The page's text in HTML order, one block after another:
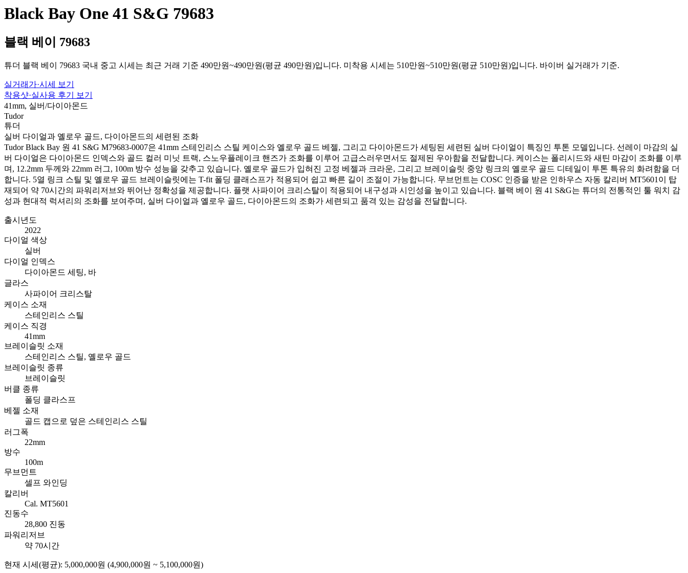
Black Bay One 41 S&G 79683
블랙 베이 79683
튜더 블랙 베이 79683 국내 중고 시세는 최근 거래 기준 490만원~490만원(평균 490만원)입니다. 미착용 시세는 510만원~510만원(평균 510만원)입니다. 바이버 실거래가 기준.
실거래가·시세 보기
착용샷·실사용 후기 보기
41mm, 실버/다이아몬드
Tudor
튜더
실버 다이얼과 옐로우 골드, 다이아몬드의 세련된 조화
Tudor Black Bay 원 41 S&G M79683-0007은 41mm 스테인리스 스틸 케이스와 옐로우 골드 베젤, 그리고 다이아몬드가 세팅된 세련된 실버 다이얼이 특징인 투톤 모델입니다. 선레이 마감의 실
버 다이얼은 다이아몬드 인덱스와 골드 컬러 미닛 트랙, 스노우플레이크 핸즈가 조화를 이루어 고급스러우면서도 절제된 우아함을 전달합니다. 케이스는 폴리시드와 새틴 마감이 조화를 이루
며, 12.2mm 두께와 22mm 러그, 100m 방수 성능을 갖추고 있습니다. 옐로우 골드가 입혀진 고정 베젤과 크라운, 그리고 브레이슬릿 중앙 링크의 옐로우 골드 디테일이 투톤 특유의 화려함을 더
합니다. 5열 링크 스틸 및 옐로우 골드 브레이슬릿에는 T-fit 폴딩 클래스프가 적용되어 쉽고 빠른 길이 조절이 가능합니다. 무브먼트는 COSC 인증을 받은 인하우스 자동 칼리버 MT5601이 탑
재되어 약 70시간의 파워리저브와 뛰어난 정확성을 제공합니다. 플랫 사파이어 크리스탈이 적용되어 내구성과 시인성을 높이고 있습니다. 블랙 베이 원 41 S&G는 튜더의 전통적인 툴 워치 감
성과 현대적 럭셔리의 조화를 보여주며, 실버 다이얼과 옐로우 골드, 다이아몬드의 조화가 세련되고 품격 있는 감성을 전달합니다.
출시년도
2022
다이얼 색상
실버
다이얼 인덱스
다이아몬드 세팅, 바
글라스
사파이어 크리스탈
케이스 소재
스테인리스 스틸
케이스 직경
41mm
브레이슬릿 소재
스테인리스 스틸, 옐로우 골드
브레이슬릿 종류
브레이슬릿
버클 종류
폴딩 클라스프
베젤 소재
골드 캡으로 덮은 스테인리스 스틸
러그폭
22mm
방수
100m
무브먼트
셀프 와인딩
칼리버
Cal. MT5601
진동수
28,800 진동
파워리저브
약 70시간
현재 시세(평균): 5,000,000원 (4,900,000원 ~ 5,100,000원)